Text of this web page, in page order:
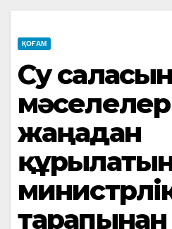
ҚОҒАМ
Су
мәселелер
жаңадан
тарапынан